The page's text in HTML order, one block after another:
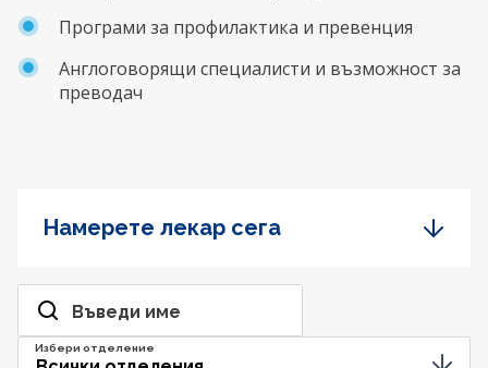
Програми за профилактика и превенция
Англоговорящи специалисти и възможност за
преводач
Намерете лекар сега
Въведи име
Избери отделение